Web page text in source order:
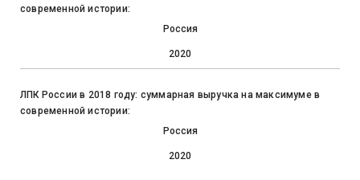
современной истории:
Россия
2020
ЛПК России в 2018 году: суммарная выручка на максимуме в
современной истории:
Россия
2020